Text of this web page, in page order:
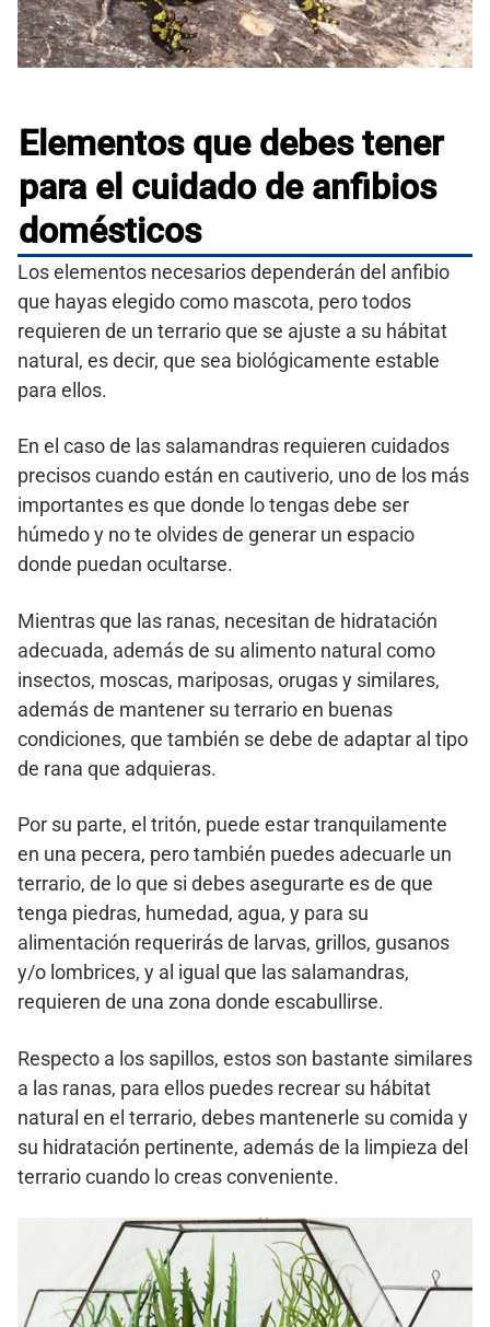
Elementos que debes tener
para el cuidado de anfibios
domésticos
Los elementos necesarios dependerán del anfibio
que hayas elegido como mascota, pero todos
requieren de un terrario que se ajuste a su hábitat
natural, es decir, que sea biológicamente estable
para ellos.
En el caso de las salamandras requieren cuidados
precisos cuando están en cautiverio, uno de los más
importantes es que donde lo tengas debe ser
húmedo y no te olvides de generar un espacio
donde puedan ocultarse.
Mientras que las ranas, necesitan de hidratación
adecuada, además de su alimento natural como
insectos, moscas, mariposas, orugas y similares,
además de mantener su terrario en buenas
condiciones, que también se debe de adaptar al tipo
de rana que adquieras.
Por su parte, el tritón, puede estar tranquilamente
en una pecera, pero también puedes adecuarle un
terrario, de lo que si debes asegurarte es de que
tenga piedras, humedad, agua, y para su
alimentación requerirás de larvas, grillos, gusanos
y/o lombrices, y al igual que las salamandras,
requieren de una zona donde escabullirse.
Respecto a los sapillos, estos son bastante similares
a las ranas, para ellos puedes recrear su hábitat
natural en el terrario, debes mantenerle su comida y
su hidratación pertinente, además de la limpieza del
terrario cuando lo creas conveniente.